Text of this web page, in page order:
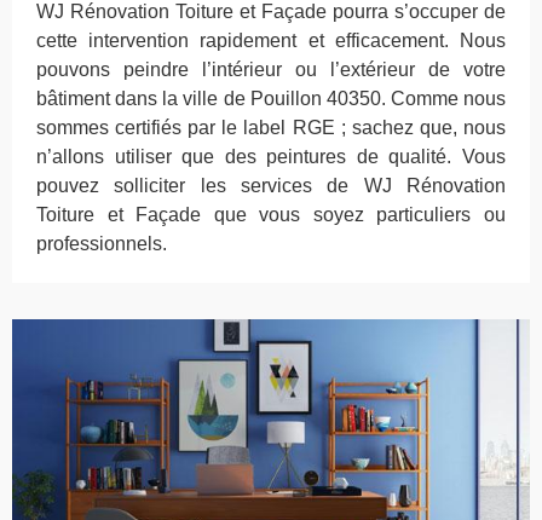
WJ Rénovation Toiture et Façade pourra s’occuper de
cette intervention rapidement et efficacement. Nous
pouvons peindre l’intérieur ou l’extérieur de votre
bâtiment dans la ville de Pouillon 40350. Comme nous
sommes certifiés par le label RGE ; sachez que, nous
n’allons utiliser que des peintures de qualité. Vous
pouvez solliciter les services de WJ Rénovation
Toiture et Façade que vous soyez particuliers ou
professionnels.